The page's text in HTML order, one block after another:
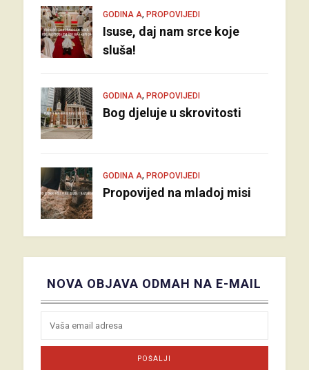
GODINA A, PROPOVIJEDI
Isuse, daj nam srce koje
sluša!
GODINA A, PROPOVIJEDI
Bog djeluje u skrovitosti
GODINA A, PROPOVIJEDI
Propovijed na mladoj misi
NOVA OBJAVA ODMAH NA E-MAIL